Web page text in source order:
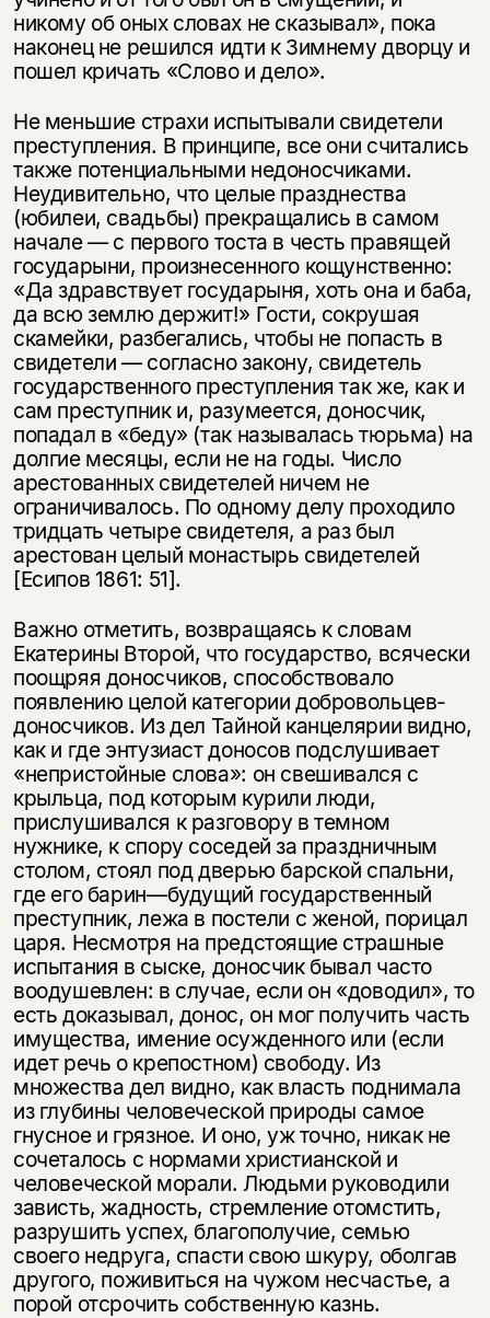
никому об оных словах не сказывал», пока
наконец не решился идти к Зимнему дворцу и
пошел кричать «Слово и дело».
Не меньшие страхи испытывали свидетели
преступления. В принципе, все они считались
также потенциальными недоносчиками.
Неудивительно, что целые празднества
(юбилеи, свадьбы) прекращались в самом
начале — с первого тоста в честь правящей
государыни, произнесенного кощунственно:
«Да здравствует государыня, хоть она и баба,
да всю землю держит!» Гости, сокрушая
скамейки, разбегались, чтобы не попасть в
свидетели — согласно закону, свидетель
государственного преступления так же, как и
сам преступник и, разумеется, доносчик,
попадал в «беду» (так называлась тюрьма) на
долгие месяцы, если не на годы. Число
арестованных свидетелей ничем не
ограничивалось. По одному делу проходило
тридцать четыре свидетеля, а раз был
арестован целый монастырь свидетелей
[Есипов 1861: 51].
Важно отметить, возвращаясь к словам
Екатерины Второй, что государство, всячески
поощряя доносчиков, способствовало
появлению целой категории добровольцев-
доносчиков. Из дел Тайной канцелярии видно,
как и где энтузиаст доносов подслушивает
«непристойные слова»: он свешивался с
крыльца, под которым курили люди,
прислушивался к разговору в темном
нужнике, к спору соседей за праздничным
столом, стоял под дверью барской спальни,
где его барин—будущий государственный
преступник, лежа в постели с женой, порицал
царя. Несмотря на предстоящие страшные
испытания в сыске, доносчик бывал часто
воодушевлен: в случае, если он «доводил», то
есть доказывал, донос, он мог получить часть
имущества, имение осужденного или (если
идет речь о крепостном) свободу. Из
множества дел видно, как власть поднимала
из глубины человеческой природы самое
гнусное и грязное. И оно, уж точно, никак не
сочеталось с нормами христианской и
человеческой морали. Людьми руководили
зависть, жадность, стремление отомстить,
разрушить успех, благополучие, семью
своего недруга, спасти свою шкуру, оболгав
другого, поживиться на чужом несчастье, а
порой отсрочить собственную казнь.